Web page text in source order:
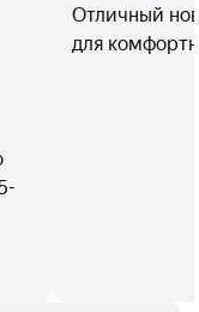
Отличный
для